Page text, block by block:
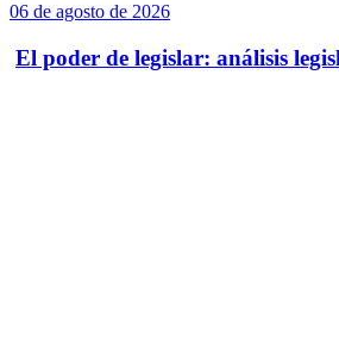
06 de agosto de 2026
El poder de legislar: análisis